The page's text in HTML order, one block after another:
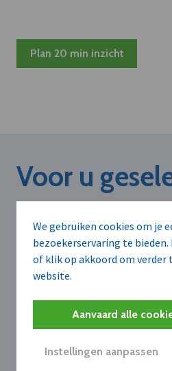
We gebruiken cookies om je
bezoekerservaring te bieden.
of klik op akkoord om verder
website.
Aanvaard alle
Instellingen aanpassen
Plan 20 min inzicht
Voor u
KAERCHER N.V.
lanceren gezamenlijk
accusysteem voor